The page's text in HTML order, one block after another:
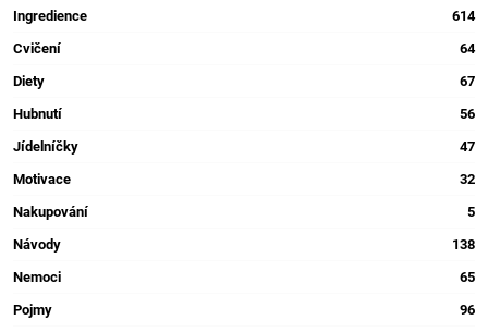
Ingredience
614
Cvičení
64
Diety
67
Hubnutí
56
Jídelníčky
47
Motivace
32
Nakupování
5
Návody
138
Nemoci
65
Pojmy
96